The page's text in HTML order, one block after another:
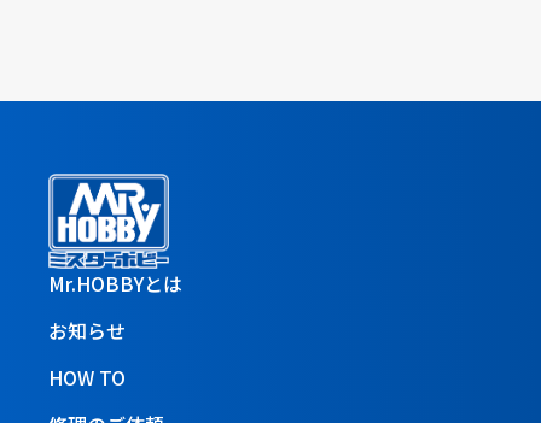
Mr.HOBBYとは
お知らせ
HOW TO